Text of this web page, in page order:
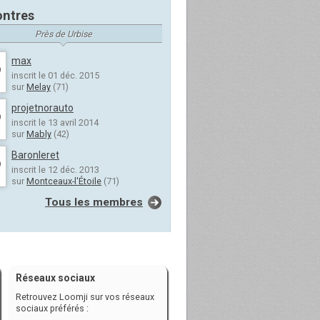
Près de Urbise
max
inscrit le 01 déc. 2015
sur Melay (71)
projetnorauto
inscrit le 13 avril 2014
sur Mably (42)
Baronleret
inscrit le 12 déc. 2013
sur Montceaux-l'Étoile (71)
Tous les membres
Réseaux sociaux
Retrouvez Loomji sur vos réseaux
sociaux préférés :